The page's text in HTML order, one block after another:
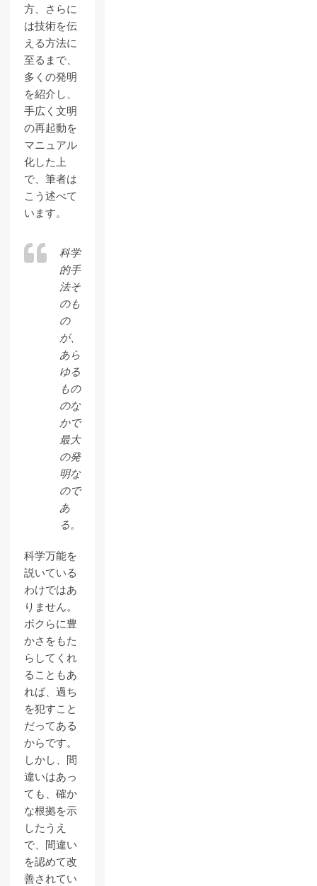
方、さらに
は技術を伝
える方法に
至るまで、
多くの発明
を紹介し、
手広く文明
の再起動を
マニュアル
化した上
で、筆者は
こう述べて
います。
科学
的手
法そ
のも
の
が、
あら
ゆる
もの
のな
かで
最大
の発
明な
ので
あ
る。
科学万能を
説いている
わけではあ
りません。
ボクらに豊
かさをもた
らしてくれ
ることもあ
れば、過ち
を犯すこと
だってある
からです。
しかし、間
違いはあっ
ても、確か
な根拠を示
したうえ
で、間違い
を認めて改
善されてい